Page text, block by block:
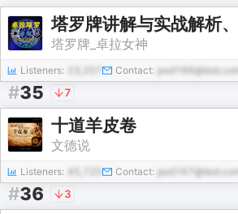
塔罗牌讲解与实战解析
塔罗牌_卓拉女神
Listeners: Contact:
#35 7
十道羊皮卷
文德说
Listeners: 45,725 Contact:
#36 3